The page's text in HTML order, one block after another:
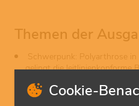
Cookie-
Themen der
Schwerpunk: Polyarthrose
gelingt die leitlinienkonforme
welche Besonderheiten gibt